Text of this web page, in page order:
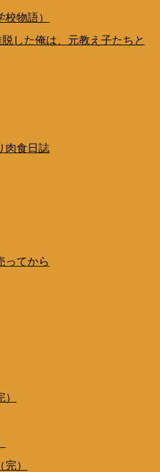
物語）
した俺は、元教え子たちと
肉食日誌
ってから
）